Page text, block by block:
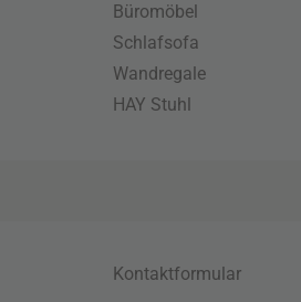
Büromöbel
Schlafsofa
Wandregale
HAY Stuhl
Kontaktformular